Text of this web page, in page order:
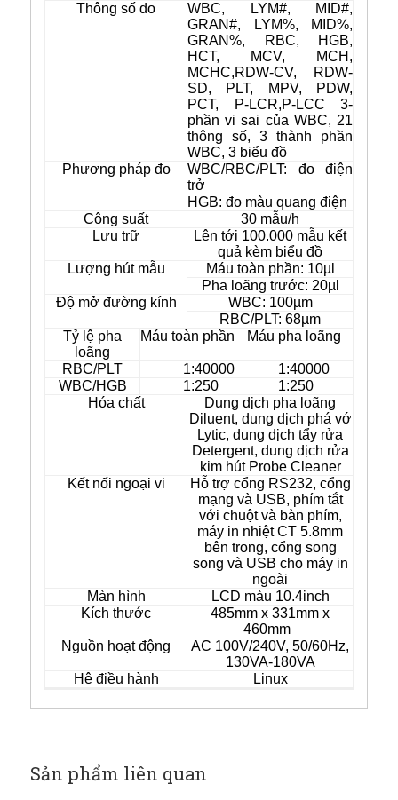
Thông số đo
WBC, LYM#, MID#,
GRAN#, LYM%, MID%,
GRAN%, RBC, HGB,
HCT, MCV, MCH,
MCHC,RDW-CV, RDW-
SD, PLT, MPV, PDW,
PCT, P-LCR,P-LCC 3-
phần vi sai của WBC, 21
thông số, 3 thành phần
WBC, 3 biểu đồ
Phương pháp đo
WBC/RBC/PLT: đo điện
trở
HGB: đo màu quang điện
Công suất
30 mẫu/h
Lưu trữ
Lên tới 100.000 mẫu kết
quả kèm biểu đồ
Lượng hút mẫu
Máu toàn phần: 10µl
Pha loãng trước: 20µl
Độ mở đường kính
WBC: 100µm
RBC/PLT: 68µm
Tỷ lệ pha
loãng
Máu toàn phần Máu pha loãng
RBC/PLT 1:40000
1:40000
WBC/HGB
1:250
1:250
Hóa chất
Dung dịch pha loãng
Diluent, dung dịch phá vớ
Lytic, dung dịch tẩy rửa
Detergent, dung dịch rửa
kim hút Probe Cleaner
Kết nối ngoại vi
Hỗ trợ cổng RS232, cổng
mạng và USB, phím tắt
với chuột và bàn phím,
máy in nhiệt CT 5.8mm
bên trong, cổng song
song và USB cho máy in
ngoài
Màn hình
LCD màu 10.4inch
Kích thước
485mm x 331mm x
460mm
Nguồn hoạt động
AC 100V/240V, 50/60Hz,
130VA-180VA
Hệ điều hành
Linux
Sản phẩm liên quan